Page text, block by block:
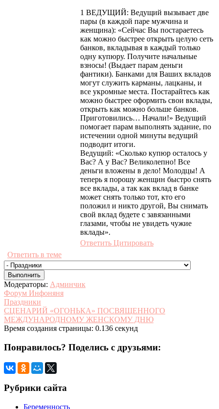
1 ВЕДУЩИЙ: Ведущий вызывает две
пары (в каждой паре мужчина и
женщина): «Сейчас Вы постараетесь
как можно быстрее открыть целую сеть
банков, вкладывая в каждый только
одну купюру. Получите начальные
взносы! (Выдает парам деньги
фантики). Банками для Ваших вкладов
могут служить карманы, лацканы, и
все укромные места. Постарайтесь как
можно быстрее оформить свои вклады,
открыть как можно больше банков.
Приготовились… Начали!» Ведущий
помогает парам выполнять задание, по
истечении одной минуты ведущий
подводит итоги.
Ведущий: «Сколько купюр осталось у
Вас? А у Вас? Великолепно! Все
деньги вложены в дело! Молодцы! А
теперь я порошу женщин быстро снять
все вклады, а так как вклад в банке
может снять только тот, кто его
положил и никто другой, Вы снимать
свой вклад будете с завязанными
глазами, чтобы не увидеть чужие
вклады».
Ответить Цитировать
Ответить в теме
Модераторы: Админчик
Форум Инфоняня
Праздники
СЦЕНАРИЙ «ОГОНЬКА» ПОСВЯЩЕННОГО
МЕЖДУНАРОДНОМУ ЖЕНСКОМУ ДНЮ
Время создания страницы: 0.136 секунд
Понравилось? Поделись с друзьями:
Рубрики сайта
Беременность